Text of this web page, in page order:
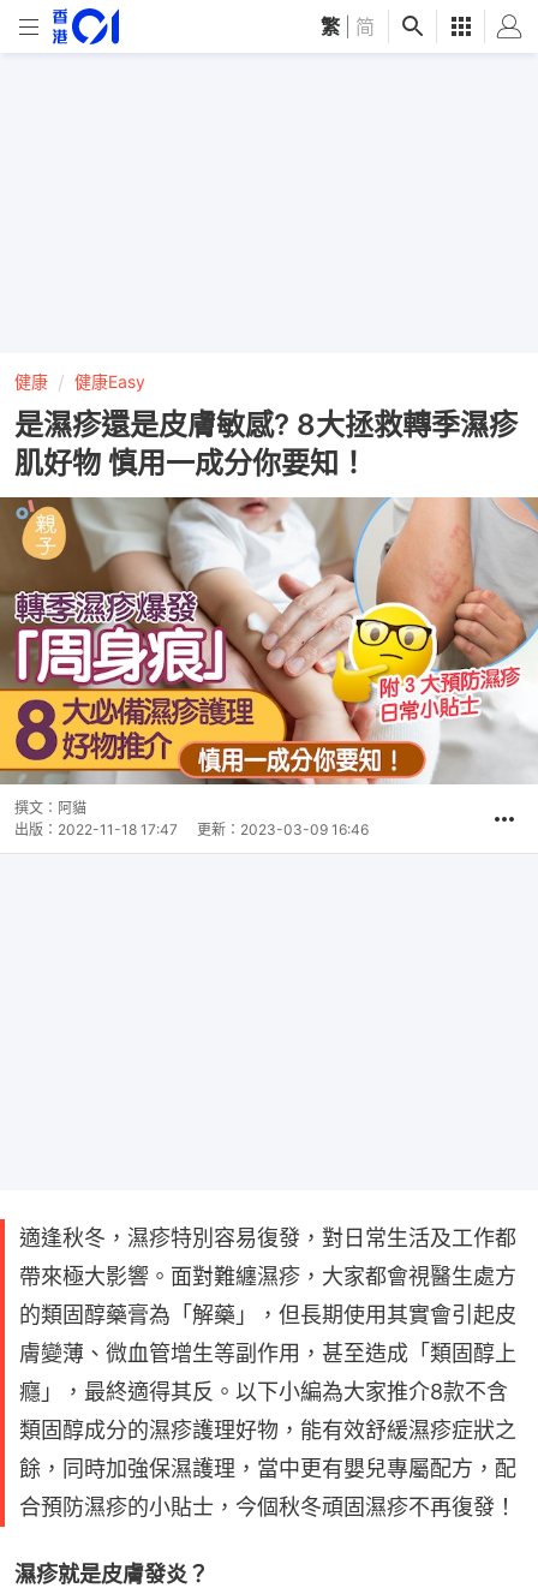
繁 简
健康 健康Easy
是濕疹還是皮膚敏感? 8大拯救轉季濕疹
肌好物 慎用一成分你要知！
撰文： 阿貓
出版： 2022-11-18 17:47 更新： 2023-03-09 16:46
適逢秋冬，濕疹特別容易復發，對日常生活及工作都
帶來極大影響。面對難纏濕疹，大家都會視醫生處方
的類固醇藥膏為「解藥」，但長期使用其實會引起皮
膚變薄、微血管增生等副作用，甚至造成「類固醇上
癮」，最終適得其反。以下小編為大家推介8款不含
類固醇成分的濕疹護理好物，能有效舒緩濕疹症狀之
餘，同時加強保濕護理，當中更有嬰兒專屬配方，配
合預防濕疹的小貼士，今個秋冬頑固濕疹不再復發！
濕疹就是皮膚發炎？